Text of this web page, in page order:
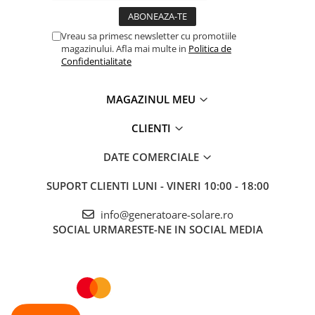
factor de umplere: 1,0% pana la 99%
- domeniu de masurare a conductibilitatii : 60 nS
- domeniu de masurare a temperaturii : -40 °C ~ 1000 °C,
(numai cu termocupla de tip K )
- in timpul masurarii tensiunii AC, afisajul de frecventa sau
factorul de umplere pot fi masurate pe afisajul secundar
- Protectie la suprasarcina a intrarilor de tensiune
- Optiunea de achizitie a unui adaptor Bluetooth
Vreau sa primesc newsletter cu promotiile
magazinului. Afla mai multe in Politica de
Confidentialitate
MAGAZINUL MEU
CLIENTI
DATE COMERCIALE
SUPORT CLIENTI LUNI - VINERI 10:00 - 18:00
info@generatoare-solare.ro
SOCIAL URMARESTE-NE IN SOCIAL MEDIA